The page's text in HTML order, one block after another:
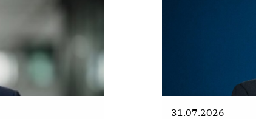
31.07.2026